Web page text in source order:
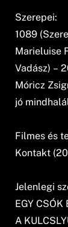
Szerepei:
1089
Marieluise
Vadász) –
Móricz
jó
Filmes és
Kontakt
Jelenlegi
EGY CSÓK
A